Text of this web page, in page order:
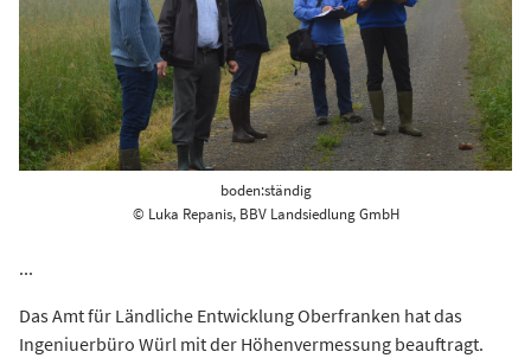
boden:ständig
© Luka Repanis, BBV Landsiedlung GmbH
...
Das Amt für Ländliche Entwicklung Oberfranken hat das
Ingeniuerbüro Würl mit der Höhenvermessung beauftragt.